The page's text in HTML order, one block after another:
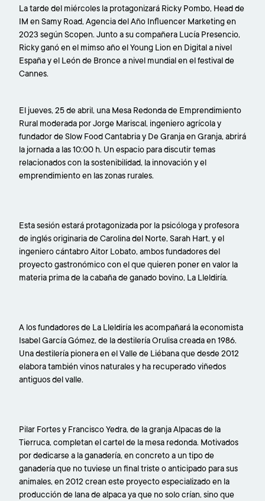
La tarde del miércoles la protagonizará Ricky Pombo, Head de
IM en Samy Road, Agencia del Año Influencer Marketing en
2023 según Scopen. Junto a su compañera Lucía Presencio,
Ricky ganó en el mimso año el Young Lion en Digital a nivel
España y el León de Bronce a nivel mundial en el festival de
Cannes.
El jueves, 25 de abril, una Mesa Redonda de Emprendimiento
Rural moderada por Jorge Mariscal, ingeniero agrícola y
fundador de Slow Food Cantabria y De Granja en Granja, abrirá
la jornada a las 10:00 h. Un espacio para discutir temas
relacionados con la sostenibilidad, la innovación y el
emprendimiento en las zonas rurales.
Esta sesión estará protagonizada por la psicóloga y profesora
de inglés originaria de Carolina del Norte, Sarah Hart, y el
ingeniero cántabro Aitor Lobato, ambos fundadores del
proyecto gastronómico con el que quieren poner en valor la
materia prima de la cabaña de ganado bovino, La Lleldiría.
A los fundadores de La Lleldiría les acompañará la economista
Isabel García Gómez, de la destilería Orulisa creada en 1986.
Una destilería pionera en el Valle de Liébana que desde 2012
elabora también vinos naturales y ha recuperado viñedos
antiguos del valle.
Pilar Fortes y Francisco Yedra, de la granja Alpacas de la
Tierruca, completan el cartel de la mesa redonda. Motivados
por dedicarse a la ganadería, en concreto a un tipo de
ganadería que no tuviese un final triste o anticipado para sus
animales, en 2012 crean este proyecto especializado en la
producción de lana de alpaca ya que no solo crían, sino que